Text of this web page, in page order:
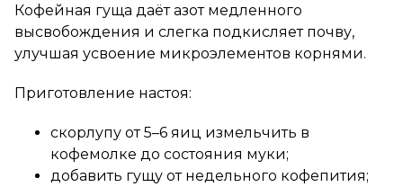
Кофейная гуща даёт азот медленного
высвобождения и слегка подкисляет почву,
улучшая усвоение микроэлементов корнями.
Приготовление настоя:
скорлупу от 5–6 яиц измельчить в
кофемолке до состояния муки;
добавить гущу от недельного кофепития;